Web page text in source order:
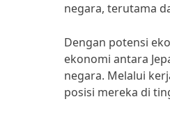
negara, terutama
Dengan potensi
ekonomi antara
negara. Melalui
posisi mereka di